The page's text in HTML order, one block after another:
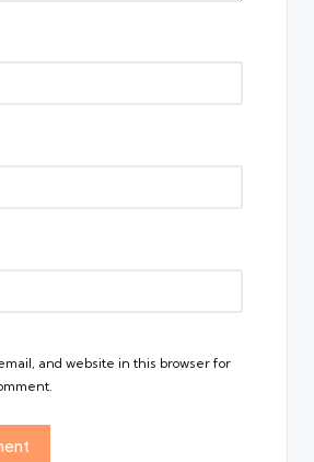
and website in this browser for